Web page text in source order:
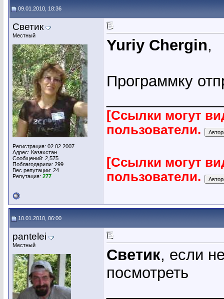
09.01.2010, 18:36
Светик
Местный
Регистрация: 02.02.2007
Адрес: Казахстан
Сообщений: 2,575
Поблагодарили: 299
Вес репутации: 24
Репутация: 277
Yuriy Chergin,
Программку
[Ссылки могут
пользователи.
[Ссылки могут
пользователи.
10.01.2010, 06:00
pantelei
Местный
Светик, если
посмотреть